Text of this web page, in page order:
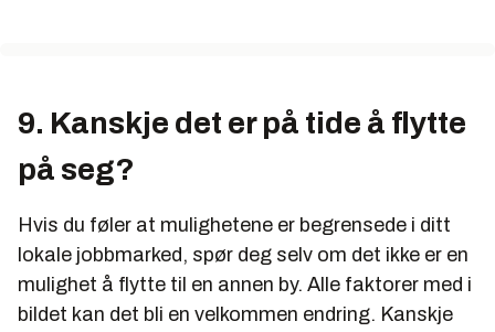
9. Kanskje det er på tide å flytte
på seg?
Hvis du føler at mulighetene er begrensede i ditt
lokale jobbmarked, spør deg selv om det ikke er en
mulighet å flytte til en annen by. Alle faktorer med i
bildet kan det bli en velkommen endring. Kanskje